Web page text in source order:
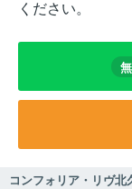
ください。
コンフォリア・リヴ